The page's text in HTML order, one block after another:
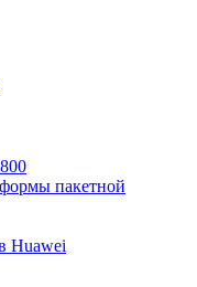
пакетной
Huawei